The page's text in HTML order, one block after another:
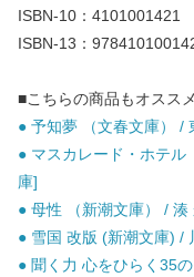
ISBN-10：4101001421
ISBN-13：
■こちらの商品もオスス
● 予知夢 （文春文庫） /
● マスカレード・ホテル
庫]
● 母性 （新潮文庫） /
● 雪国 改版 (新潮文庫) /
● 聞く力 心をひらく35